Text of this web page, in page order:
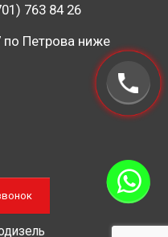
763 84 26
Петрова ниже